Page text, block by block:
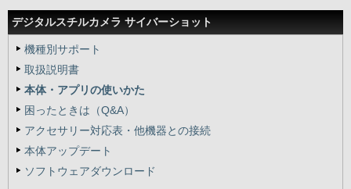
デジタルスチルカメラ サイバーショット
機種別サポート
取扱説明書
本体・アプリの使いかた
困ったときは（Q&A）
アクセサリー対応表・他機器との接続
本体アップデート
ソフトウェアダウンロード